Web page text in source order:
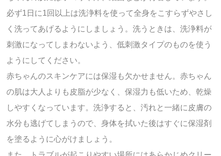
必ず1日に1回以上は洗浄料を使って全身をこすらずやさし
く洗ってあげるようにしましょう。洗うときは、洗浄料が
刺激になってしまわないよう、低刺激タイプのものを使う
ようにしてください。
赤ちゃんのスキンケアには保湿も欠かせません。赤ちゃん
の肌は大人よりも皮脂が少なく、保湿力も低いため、乾燥
しやすくなっています。洗浄すると、汚れと一緒に皮膚の
水分も逃げてしまうので、身体を拭いた後はすぐに保湿剤
を塗るように心がけましょう。